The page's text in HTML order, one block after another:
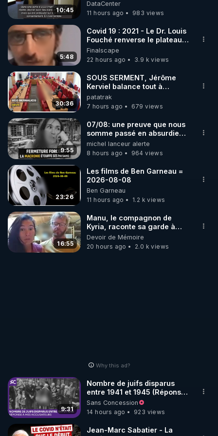
https://www.instagram.com/rdlr_thierrycasasnovas/
http://rgnr.li/instagram
🌱 LA NEWSLETTER
Pour ne pas rater l’actualité RGNR (stages,
http://rgnr.li/news
🌱 VIDÉOS NON CENSURÉES SUR ODYSEE
Toutes les vidéos Youtube sont aussi sur la
http://rgnr.li/odysee
🌱 LES STAGES EN PRÉSENTIEL
http://rgnr.li/stages
_________
LES CODES PROMO DES PARTENAIRES
▶ 10 % de réduction sur les extracteurs de la
marque SANA :
Rendez-vous sur http://rgnr.li/lechoubrave
code : REGENERE10
10:45
DataCenter
11 hours ago
983 views
5:48
Covid 19 : 2021 - Le Dr. Louis
Fouché renverse le plateau
de CNews !
Finalscape
22 hours ago
3.9 k views
30:36
SOUS SERMENT, Jérôme
Kerviel balance tout à
l'Assemblée !
patatrak
7 hours ago
679 views
9:55
07/08: une preuve que nous
somme passé en absurdie
une dictature qui veut faire
taire ses opposant !
michel lanceur alerte
8 hours ago
964 views
23:26
Les films de Ben Garneau =
2026-08-08
Ben Garneau
11 hours ago
1.2 k views
16:55
Manu, le compagnon de
Kyria, raconte sa garde à
vue musclée. PARTAGEZ!
Devoir de Mémoire
20 hours ago
2.0 k views
Why this ad?
9:31
Nombre de juifs disparus
entre 1941 et 1945 (Réponse
à mes accusateurs)
Sans Concession
14 hours ago
923 views
Jean-Marc Sabatier - La